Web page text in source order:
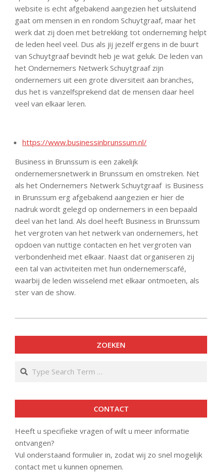
website is echt afgebakend aangezien het uitsluitend
gaat om mensen in en rondom Schuytgraaf, maar het
werk dat zij doen met betrekking tot onderneming helpt
de leden heel veel. Dus als jij jezelf ergens in de buurt
van Schuytgraaf bevindt heb je wat geluk. De leden van
het Ondernemers Netwerk Schuytgraaf zijn
ondernemers uit een grote diversiteit aan branches,
dus het is vanzelfsprekend dat de mensen daar heel
veel van elkaar leren.
https://www.businessinbrunssum.nl/
Business in Brunssum is een zakelijk
ondernemersnetwerk in Brunssum en omstreken. Net
als het Ondernemers Netwerk Schuytgraaf is Business
in Brunssum erg afgebakend aangezien er hier de
nadruk wordt gelegd op ondernemers in een bepaald
deel van het land. Als doel heeft Business in Brunssum
het vergroten van het netwerk van ondernemers, het
opdoen van nuttige contacten en het vergroten van
verbondenheid met elkaar. Naast dat organiseren zij
een tal van activiteiten met hun ondernemerscafé,
waarbij de leden wisselend met elkaar ontmoeten, als
ster van de show.
04-
ZOEKEN
Search
CONTACT
Heeft u specifieke vragen of wilt u meer informatie
ontvangen?
Vul onderstaand formulier in, zodat wij zo snel mogelijk
contact met u kunnen opnemen.